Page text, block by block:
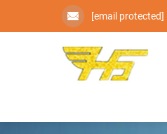
[email protected]